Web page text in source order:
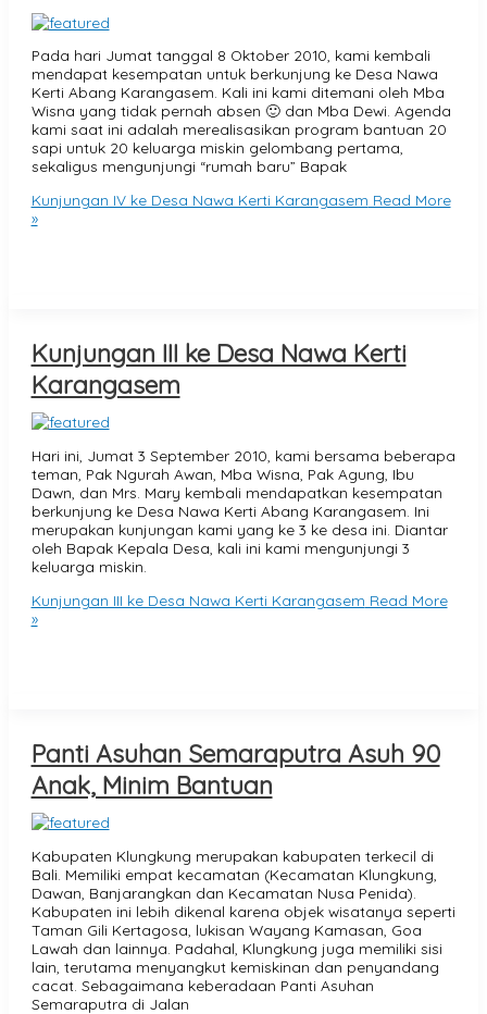
Pada hari Jumat tanggal 8 Oktober 2010, kami kembali
mendapat kesempatan untuk berkunjung ke Desa Nawa
Kerti Abang Karangasem. Kali ini kami ditemani oleh Mba
Wisna yang tidak pernah absen 🙂 dan Mba Dewi. Agenda
kami saat ini adalah merealisasikan program bantuan 20
sapi untuk 20 keluarga miskin gelombang pertama,
sekaligus mengunjungi “rumah baru” Bapak
Kunjungan IV ke Desa Nawa Kerti Karangasem Read More
»
Kunjungan III ke Desa Nawa Kerti
Karangasem
Hari ini, Jumat 3 September 2010, kami bersama beberapa
teman, Pak Ngurah Awan, Mba Wisna, Pak Agung, Ibu
Dawn, dan Mrs. Mary kembali mendapatkan kesempatan
berkunjung ke Desa Nawa Kerti Abang Karangasem. Ini
merupakan kunjungan kami yang ke 3 ke desa ini. Diantar
oleh Bapak Kepala Desa, kali ini kami mengunjungi 3
keluarga miskin.
Kunjungan III ke Desa Nawa Kerti Karangasem Read More
»
Panti Asuhan Semaraputra Asuh 90
Anak, Minim Bantuan
Kabupaten Klungkung merupakan kabupaten terkecil di
Bali. Memiliki empat kecamatan (Kecamatan Klungkung,
Dawan, Banjarangkan dan Kecamatan Nusa Penida).
Kabupaten ini lebih dikenal karena objek wisatanya seperti
Taman Gili Kertagosa, lukisan Wayang Kamasan, Goa
Lawah dan lainnya. Padahal, Klungkung juga memiliki sisi
lain, terutama menyangkut kemiskinan dan penyandang
cacat. Sebagaimana keberadaan Panti Asuhan
Semaraputra di Jalan